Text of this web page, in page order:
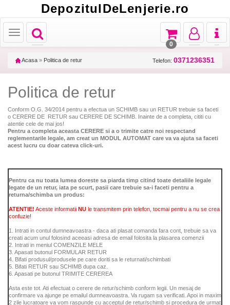
DepozitulDeLenjerie.ro
Toggle
navigation
Toggle
Toggle
navigation
Toggle
navigation
Toggle
navigation
0
Acasa » Politica de retur Telefon: 0371236351
Politica de retur
Conform O.G. 34/2014 pentru a efectua un SCHIMB sau un RETUR trebuie sa faceti
o CERERE DE RETUR sau CERERE DE SCHIMB. Inainte de a completa, cititi cu
atentie cele de mai jos!
Pentru a completa aceasta CERERE si a o trimite catre noi respectand
reglementarile legale, am creat un MODUL AUTOMAT care va va ajuta sa faceti
acest lucru cu doar cateva click-uri.
Pentru ca nu toata lumea doreste sa piarda timp citind toate detaliile legale
legate de un retur, iata pe scurt, pasii care trebuie sa-i faceti pentru a
returna/schimba un produs:
ATENTIE! Aceste informatii NU le transmitem prin telefon, tocmai pentru a nu se crea
confuzie!
1. Intrati in contul dumneavoastra - daca ati plasat comanda fara cont, trebuie sa va
creati acum unul folosind aceeasi adresa de email folosita la plasarea comenzii
2. Intrati in meniul COMENZILE MELE
3. Apasati butonul FORMULAR RETUR
4. Bifati produsul/produsele pe care doriti sa le returnati/schimbati
5. Bifati RETUR sau SCHIMB dupa caz.
6. Apasati pe butonul TRIMITE CEREREA
Asta este tot. Ati efectuat o cerere de retur/schimb conform legii. Un mesaj de
confirmare va ajunge pe emailul dumneavoastra. Va rugam sa verificati. Apoi in maxim
2 zile lucratoare va vom raspunde cu acceptul de retur/schimb si procedura de urmat